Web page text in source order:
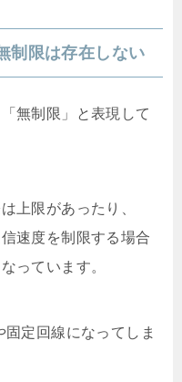
制限は存在しない
無制限」と表現して
上限があったり、
速度を制限する場合
っています。
定回線になってしま